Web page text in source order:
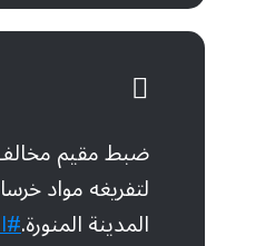
ضبط مقيم مخالف
لتفريغه مواد
المدينة المنورة.